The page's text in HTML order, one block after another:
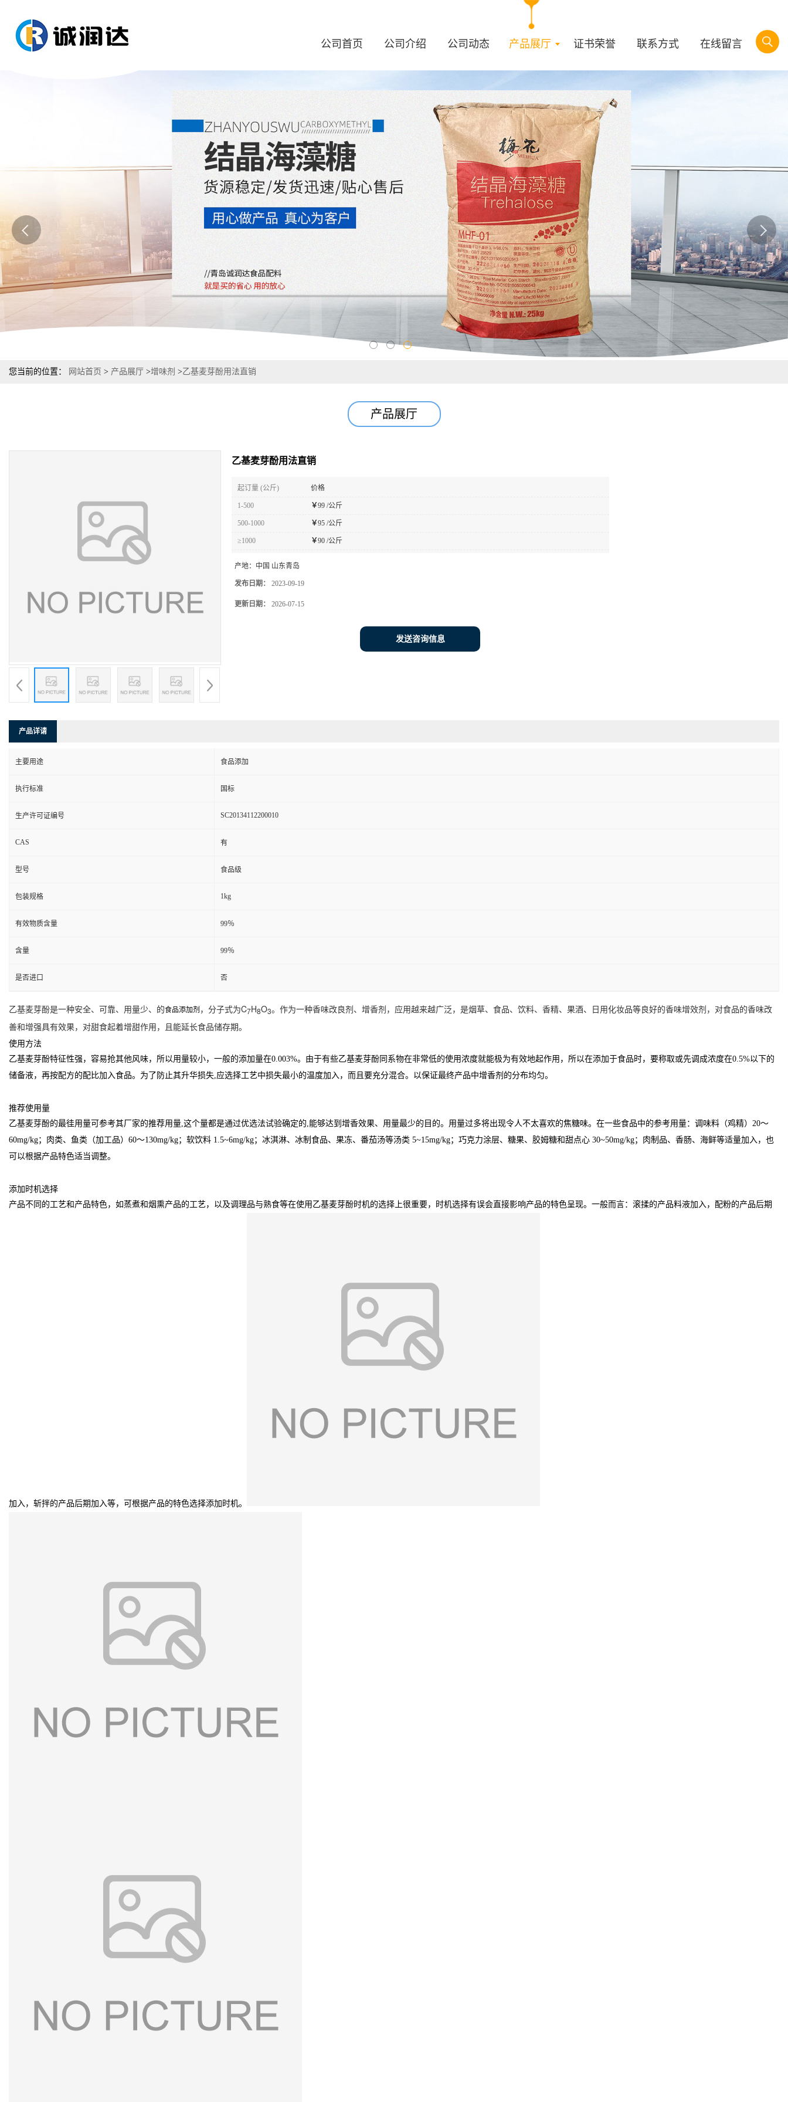
公司首页 公司介绍 公司动态 产品展厅 证书荣誉 联系方式 在线留言
您当前的位置： 网站首页 > 产品展厅 >增味剂 >乙基麦芽酚用法直销
产品展厅
乙基麦芽酚用法直销
起订量 (公斤) 价格
1-500 ￥99 /公斤
500-1000 ￥95 /公斤
≥1000 ￥90 /公斤
产地： 中国 山东青岛
发布日期： 2023-09-19
更新日期： 2026-07-15
发送咨询信息
产品详请
主要用途 食品添加
执行标准 国标
生产许可证编号 SC20134112200010
CAS 有
型号 食品级
包装规格 1kg
有效物质含量 99％
含量 99％
是否进口 否
乙基麦芽酚是一种安全、可靠、用量少、的食品添加剂 ，分子式为C7H8O3。作为一种香味改良剂、增香剂，应用越来越广泛，是烟草、食品、饮料、香精、果酒、日用化妆品等良好的香味增效剂，对食品的香味改
善和增强具有效果，对甜食起着增甜作用，且能延长食品储存期。
使用方法
乙基麦芽酚特征性强，容易抢其他风味，所以用量较小，一般的添加量在0.003%。由于有些乙基麦芽酚同系物在非常低的使用浓度就能极为有效地起作用，所以在添加于食品时，要称取或先调成浓度在0.5%以下的
储备液，再按配方的配比加入食品。为了防止其升华损失,应选择工艺中损失最小的温度加入，而且要充分混合。以保证最终产品中增香剂的分布均匀。
推荐使用量
乙基麦芽酚的最徍用量可参考其厂家的推荐用量,这个量都是通过优选法试验确定的,能够达到增香效果、用量最少的目的。用量过多将出现令人不太喜欢的焦糖味。在一些食品中的参考用量：调味料（鸡精）20～
60mg/kg；肉类、鱼类（加工品）60～130mg/kg；软饮料 1.5~6mg/kg；冰淇淋、冰制食品、果冻、番茄汤等汤类 5~15mg/kg；巧克力涂层、糖果、胶姆糖和甜点心 30~50mg/kg；肉制品、香肠、海鲜等适量加入，也
可以根据产品特色适当调整。
添加时机选择
产品不同的工艺和产品特色，如蒸煮和烟熏产品的工艺，以及调理品与熟食等在使用乙基麦芽酚时机的选择上很重要，时机选择有误会直接影响产品的特色呈现。一般而言：滚揉的产品料液加入，配粉的产品后期
加入，斩拌的产品后期加入等，可根据产品的特色选择添加时机。